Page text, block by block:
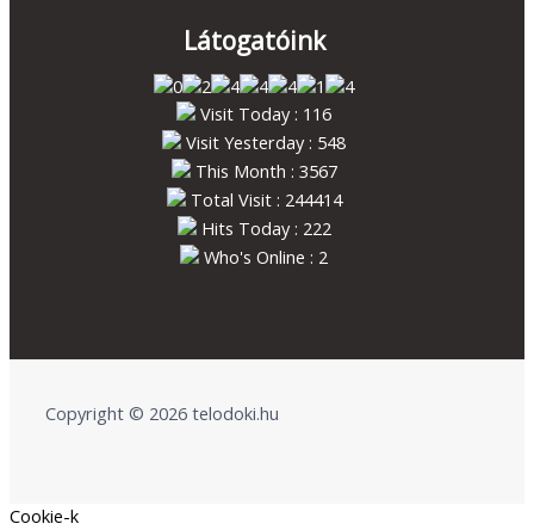
Látogatóink
Visit Today : 116
Visit Yesterday : 548
This Month : 3567
Total Visit : 244414
Hits Today : 222
Who's Online : 2
Copyright © 2026 telodoki.hu
Cookie-k